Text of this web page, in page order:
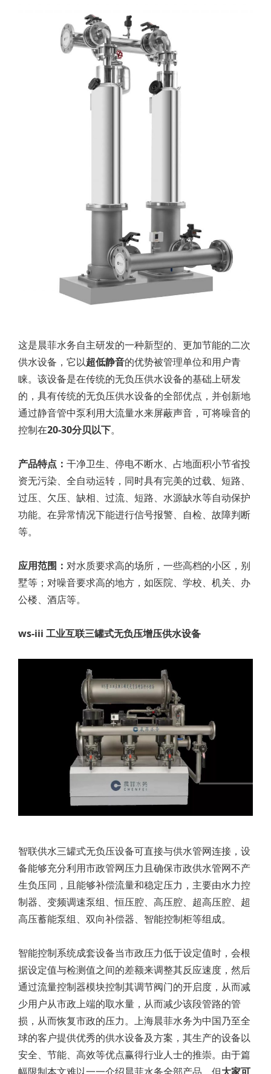
这是晨菲水务自主研发的一种新型的、更加节能的二次
供水设备，它以超低静音的优势被管理单位和用户青
睐。该设备是在传统的无负压供水设备的基础上研发
的，具有传统的无负压供水设备的全部优点，并创新地
通过静音管中泵利用大流量水来屏蔽声音，可将噪音的
控制在20-30分贝以下。
产品特点： 干净卫生、停电不断水、占地面积小节省投
资无污染、全自动运转，同时具有完美的过载、短路、
过压、欠压、缺相、过流、短路、水源缺水等自动保护
功能。在异常情况下能进行信号报警、自检、故障判断
等。
应用范围： 对水质要求高的场所，一些高档的小区，别
墅等；对噪音要求高的地方，如医院、学校、机关、办
公楼、酒店等。
ws-iii 工业互联三罐式无负压增压供水设备
智联供水三罐式无负压设备可直接与供水管网连接，设
备能够充分利用市政管网压力且确保市政供水管网不产
生负压同，且能够补偿流量和稳定压力，主要由水力控
制器、变频调速泵组、恒压腔、高压腔、超高压腔、超
高压蓄能泵组、双向补偿器、智能控制柜等组成。
智能控制系统成套设备当市政压力低于设定值时，会根
据设定值与检测值之间的差额来调整其反应速度，然后
通过流量控制器模块控制其调节阀门的开启度，从而减
少用户从市政上端的取水量，从而减少该段管路的管
损，从而恢复市政的压力。上海晨菲水务为中国乃至全
球的客户提供优秀的供水设备及方案，其生产的设备以
安全、节能、高效等优点赢得行业人士的推崇。由于篇